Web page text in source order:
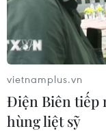
vietnamplus.vn
Điện Biên tiếp
hùng liệt sỹ